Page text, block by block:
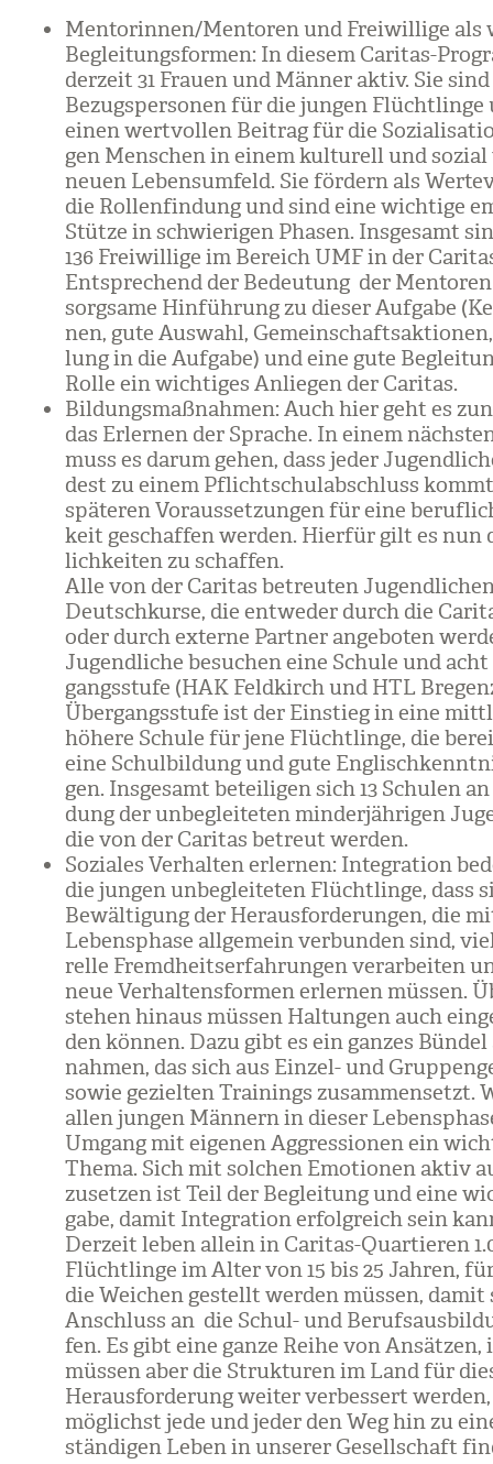
Men­to­rin­nen/​Men­to­ren und Frei­wil­lige als
Beglei­tungs­for­men: In die­sem Cari­tas-
der­zeit 31 Frauen und Män­ner aktiv. Sie
Bezugs­per­so­nen für die jun­gen Flücht­linge
einen wert­vol­len Bei­trag für die
gen Men­schen in einem kul­tu­rell und
neuen Lebens­um­feld. Sie för­dern als
die Rol­len­fin­dung und sind eine wich­tige
Stütze in schwie­ri­gen Pha­sen. Ins­ge­samt
136 Frei­wil­lige im Bereich UMF in der
Ent­spre­chend der Bedeu­tung der
sorg­same Hin­füh­rung zu die­ser Auf­gabe
nen, gute Aus­wahl,
lung in die Auf­gabe) und eine gute
Rolle ein wich­ti­ges Anlie­gen der Cari­tas.
Bil­dungs­maß­nah­men: Auch hier geht es
das Erler­nen der Spra­che. In einem
muss es darum gehen, dass jeder
dest zu einem Pflicht­schul­ab­schluss
spä­te­ren Vor­aus­set­zun­gen für eine
keit geschaf­fen wer­den. Hier­für gilt es nun
lich­kei­ten zu schaf­fen.
Alle von der Cari­tas betreu­ten
Deutsch­kurse, die ent­we­der durch die
oder durch externe Part­ner ange­bo­ten
Jugend­li­che besu­chen eine Schule und
g­angs­stufe (HAK Feld­kirch und HTL
Über­g­angs­stufe ist der Ein­stieg in eine
höhere Schule für jene Flücht­linge, die
eine Schul­bil­dung und gute
gen. Ins­ge­samt betei­li­gen sich 13 Schu­len
dung der unbe­glei­te­ten min­der­jäh­ri­gen
die von der Cari­tas betreut wer­den.
Sozia­les Ver­hal­ten erler­nen: Inte­gra­tion
die jun­gen unbe­glei­te­ten Flücht­linge, dass
Bewäl­ti­gung der Her­aus­for­de­run­gen, die
Lebens­phase all­ge­mein ver­bun­den sind,
relle Fremd­heits­er­fah­run­gen ver­ar­bei­ten
neue Ver­hal­tens­for­men erler­nen müs­sen.
ste­hen hin­aus müs­sen Hal­tun­gen auch
den kön­nen. Dazu gibt es ein gan­zes
nah­men, das sich aus Ein­zel- und
sowie geziel­ten Trai­nings zusam­men­setzt.
allen jun­gen Män­nern in die­ser
Umgang mit eige­nen Aggres­sio­nen ein
Thema. Sich mit sol­chen Emo­tio­nen aktiv
zu­set­zen ist Teil der Beglei­tung und eine
gabe, damit Inte­gra­tion erfolg­reich sein
Der­zeit leben allein in Cari­tas-Quar­tie­ren
Flücht­linge im Alter von 15 bis 25 Jah­ren,
die Wei­chen gestellt wer­den müs­sen, damit
Anschluss an die Schul- und
fen. Es gibt eine ganze Reihe von Ansät­zen,
müs­sen aber die Struk­tu­ren im Land für
Her­aus­for­de­rung wei­ter ver­bes­sert
mög­lichst jede und jeder den Weg hin zu
stän­di­gen Leben in unse­rer Gesell­schaft